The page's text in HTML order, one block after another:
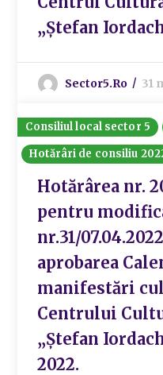
„Ștefan
Sector5.ro 31
Consiliul local sector 5
Hotărâri de consiliu
Hotărârea nr.
pentru
nr.31/
aprobarea
manifestări
Centrului
„Ștefan
2022.